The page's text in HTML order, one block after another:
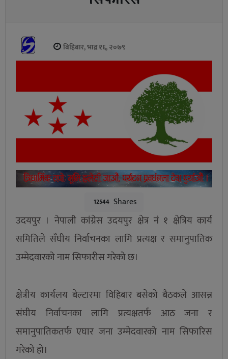
बिहिबार, भाद्र १६, २०७९
12544 Shares
उदयपुर । नेपाली कांग्रेस उदयपुर क्षेत्र नं १ क्षेत्रिय कार्य
समितिले सँघीय निर्वाचनका लागि प्रत्यक्ष र समानुपातिक
उम्मेदवारको नाम सिफारीस गरेको छ।
क्षेत्रीय कार्यलय बेल्टारमा विहिबार बसेको बैठकले आसन्न
संघीय निर्वाचनका लागि प्रत्यक्षतर्फ आठ जना र
समानुपातिकतर्फ एघार जना उम्मेदवारको नाम सिफारिस
गरेको हो।